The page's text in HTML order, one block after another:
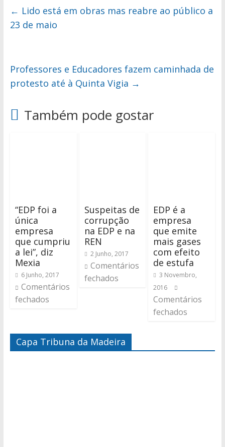
← Lido está em obras mas reabre ao público a
23 de maio
Professores e Educadores fazem caminhada de
protesto até à Quinta Vigia →
Também pode gostar
“EDP foi a
única
empresa
que cumpriu
a lei”, diz
Mexia
6 Junho, 2017
Comentários
fechados
Suspeitas de
corrupção
na EDP e na
REN
2 Junho, 2017
Comentários
fechados
EDP é a
empresa
que emite
mais gases
com efeito
de estufa
3 Novembro,
2016
Comentários
fechados
Capa Tribuna da Madeira